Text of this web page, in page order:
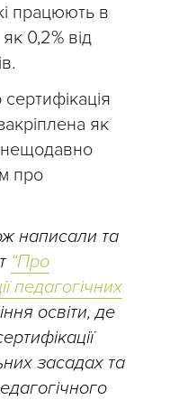
працюють в
0,2% від
як
нещодавно
про
написали та
“Про
педагогічних
освіти, де
засадах та